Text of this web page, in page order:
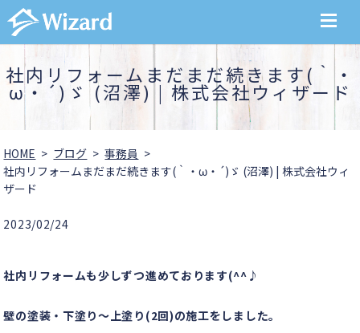
MENU
社内リフォームまだまだ続きます(｀・
ω・´)ゞ (沼澤) | 株式会社ウィザード
HOME ブログ
事務員
社内リフォームまだまだ続きます(｀・ω・´)ゞ (沼澤) | 株式会社ウィ
ザード
2023/02/24
社内リフォームも少しずつ進めております(^^♪
壁の塗装・下塗り～上塗り(2回)の施工をしました。